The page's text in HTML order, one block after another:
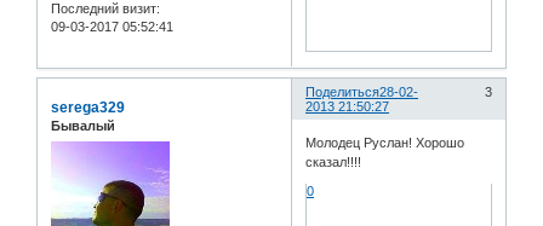
Последний визит:
09-03-2017 05:52:41
Поделиться 3
28-02-
2013 21:50:27
serega329
Бывалый
Молодец Руслан! Хорошо
сказал!!!!
0